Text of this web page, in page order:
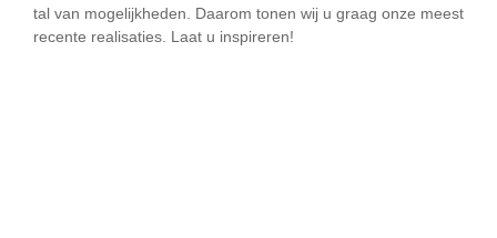
tal van mogelijkheden. Daarom tonen wij u graag onze meest
recente realisaties. Laat u inspireren!